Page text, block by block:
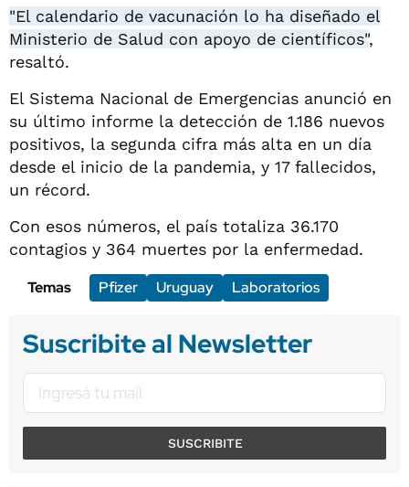
"El calendario de vacunación lo ha diseñado el
Ministerio de Salud con apoyo de científicos",
resaltó.
El Sistema Nacional de Emergencias anunció en
su último informe la detección de 1.186 nuevos
positivos, la segunda cifra más alta en un día
desde el inicio de la pandemia, y 17 fallecidos,
un récord.
Con esos números, el país totaliza 36.170
contagios y 364 muertes por la enfermedad.
Temas
Pfizer Uruguay Laboratorios
Suscribite al Newsletter
SUSCRIBITE